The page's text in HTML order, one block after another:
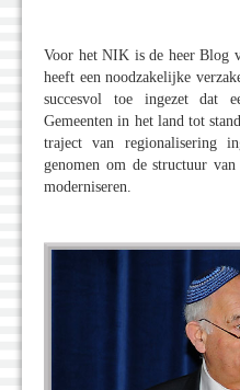
Voor het NIK is de heer Blog
heeft een noodzakelijke
succesvol toe ingezet dat
Gemeenten in het land tot
traject van regionalisering
genomen om de structuur
moderniseren.